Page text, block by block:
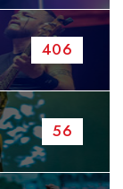
406
56